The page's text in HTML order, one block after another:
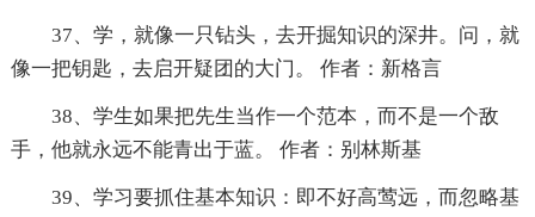
37、学，就像一只钻头，去开掘知识的深井。问，就
像一把钥匙，去启开疑团的大门。 作者：新格言
38、学生如果把先生当作一个范本，而不是一个敌
手，他就永远不能青出于蓝。 作者：别林斯基
39、学习要抓住基本知识：即不好高莺远，而忽略基